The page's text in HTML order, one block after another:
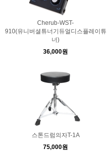
Cherub-WST-
910(유니버셜튜너기듀얼디스플레이튜
너)
36,000원
스톤드럼의자T-1A
75,000원